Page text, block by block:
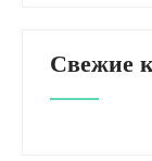
Свежие